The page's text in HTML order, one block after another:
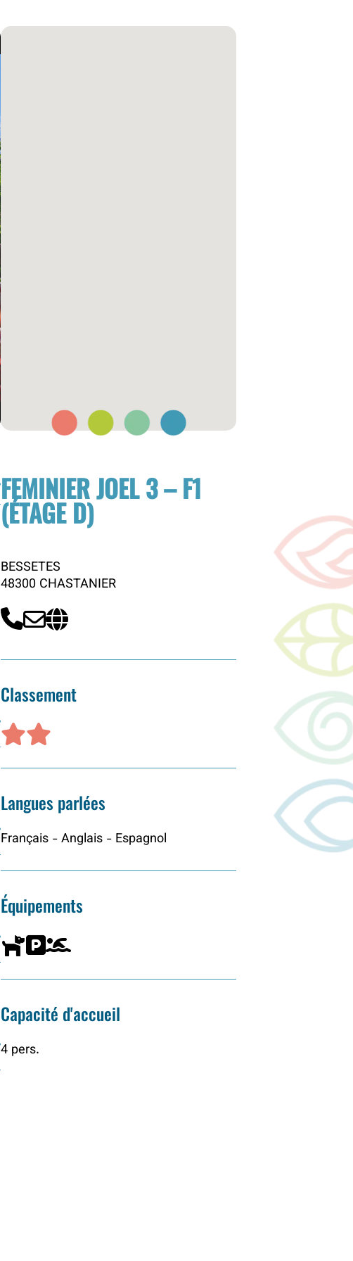
FEMINIER JOEL 3 – F1
(ÉTAGE D)
BESSETES
48300 CHASTANIER
Classement
Langues parlées
Français - Anglais - Espagnol
Équipements
Capacité d'accueil
4 pers.